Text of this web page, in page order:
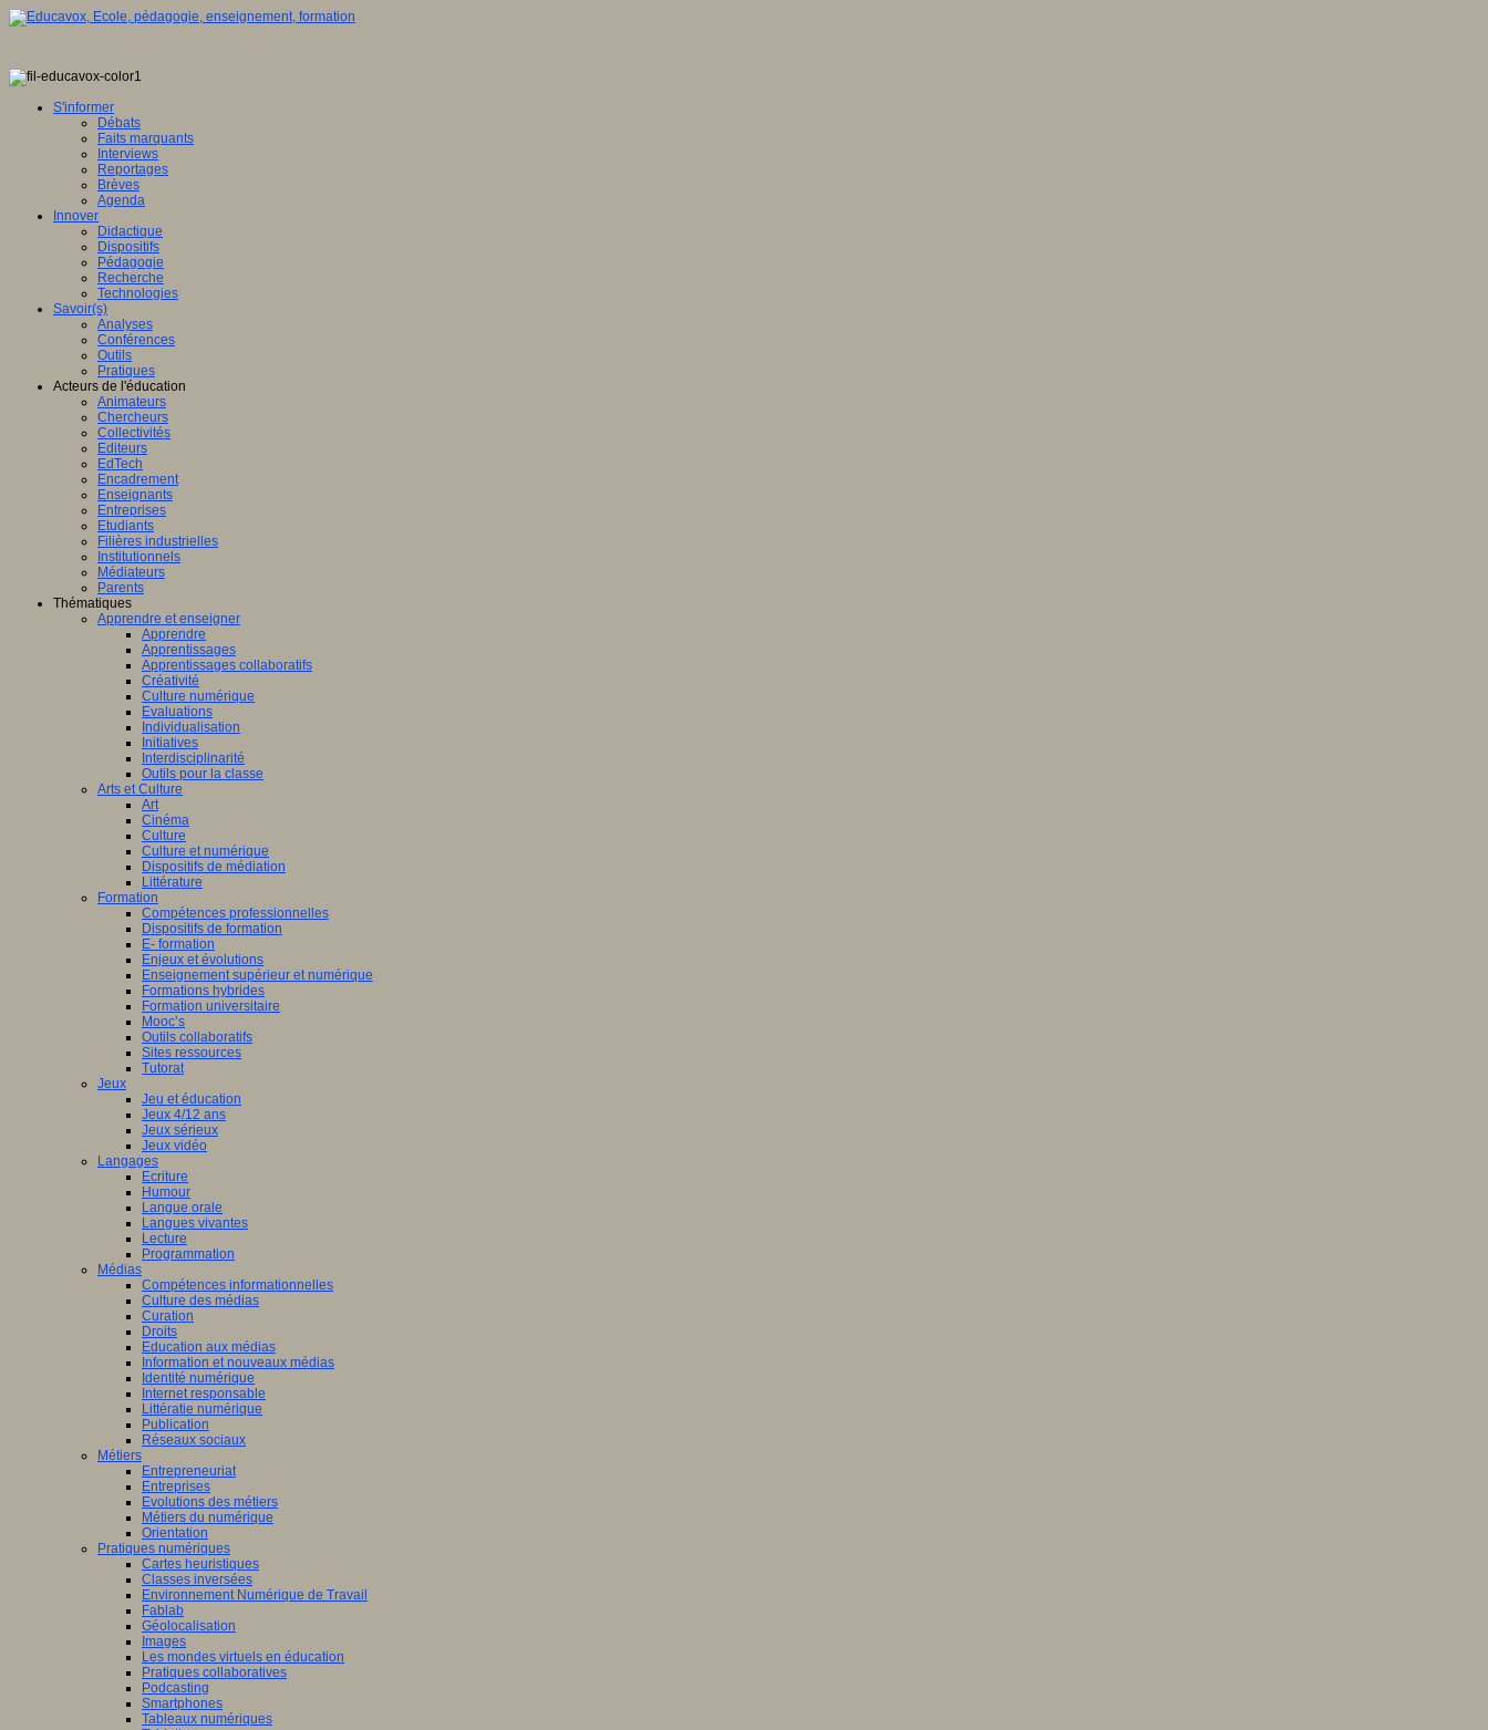
S'informer
Débats
Faits marquants
Interviews
Reportages
Brèves
Agenda
Innover
Didactique
Dispositifs
Pédagogie
Recherche
Technologies
Savoir(s)
Analyses
Conférences
Outils
Pratiques
Acteurs de l'éducation
Animateurs
Chercheurs
Collectivités
Editeurs
EdTech
Encadrement
Enseignants
Entreprises
Etudiants
Filières industrielles
Institutionnels
Médiateurs
Parents
Thématiques
Apprendre et enseigner
Apprendre
Apprentissages
Apprentissages collaboratifs
Créativité
Culture numérique
Evaluations
Individualisation
Initiatives
Interdisciplinarité
Outils pour la classe
Arts et Culture
Art
Cinéma
Culture
Culture et numérique
Dispositifs de médiation
Littérature
Formation
Compétences professionnelles
Dispositifs de formation
E- formation
Enjeux et évolutions
Enseignement supérieur et numérique
Formations hybrides
Formation universitaire
Mooc’s
Outils collaboratifs
Sites ressources
Tutorat
Jeux
Jeu et éducation
Jeux 4/12 ans
Jeux sérieux
Jeux vidéo
Langages
Ecriture
Humour
Langue orale
Langues vivantes
Lecture
Programmation
Médias
Compétences informationnelles
Culture des médias
Curation
Droits
Education aux médias
Information et nouveaux médias
Identité numérique
Internet responsable
Littératie numérique
Publication
Réseaux sociaux
Métiers
Entrepreneuriat
Entreprises
Evolutions des métiers
Métiers du numérique
Orientation
Pratiques numériques
Cartes heuristiques
Classes inversées
Environnement Numérique de Travail
Fablab
Géolocalisation
Images
Les mondes virtuels en éducation
Pratiques collaboratives
Podcasting
Smartphones
Tableaux numériques